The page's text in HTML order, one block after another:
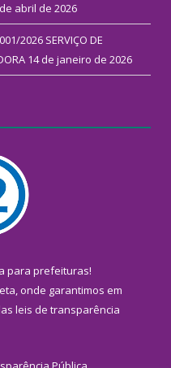
abril de 2026
2026 SERVIÇO DE
14 de janeiro de 2026
para prefeituras!
onde garantimos em
leis de transparência